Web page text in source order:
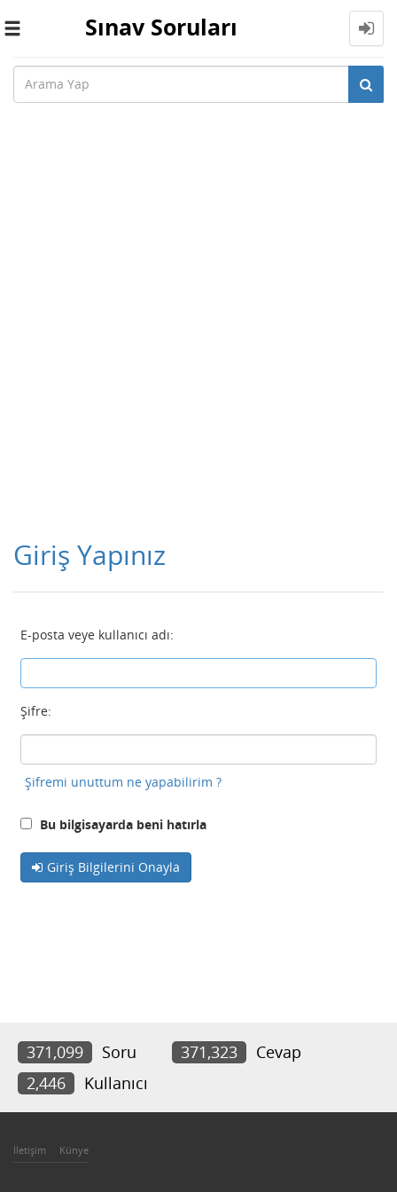
Toggle
Sınav Soruları
Giriş Yapınız
E-posta veye kullanıcı adı:
Şifre:
Şifremi unuttum ne yapabilirim ?
Bu bilgisayarda beni hatırla
Giriş Bilgilerini Onayla
371,099 Soru 371,323
Cevap
2,446
Kullanıcı
İletişim Künye